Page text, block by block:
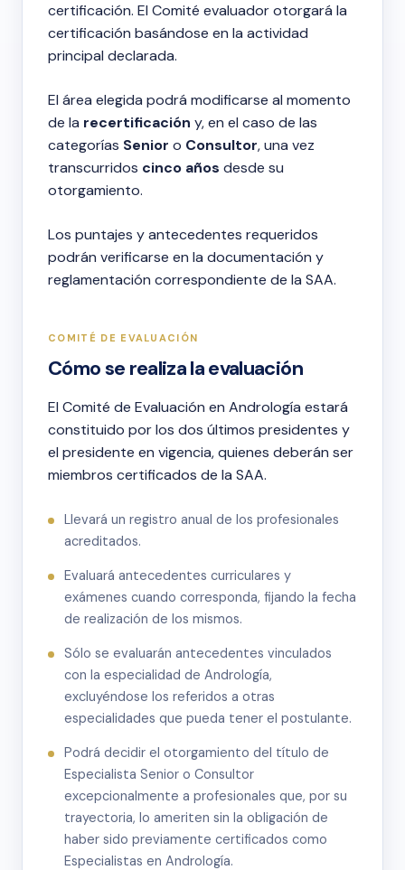
certificación. El Comité evaluador otorgará la
certificación basándose en la actividad
principal declarada.
El área elegida podrá modificarse al momento
de la recertificación y, en el caso de las
categorías Senior o Consultor, una vez
transcurridos cinco años desde su
otorgamiento.
Los puntajes y antecedentes requeridos
podrán verificarse en la documentación y
reglamentación correspondiente de la SAA.
COMITÉ DE EVALUACIÓN
Cómo se realiza la evaluación
El Comité de Evaluación en Andrología estará
constituido por los dos últimos presidentes y
el presidente en vigencia, quienes deberán ser
miembros certificados de la SAA.
Llevará un registro anual de los profesionales
acreditados.
Evaluará antecedentes curriculares y
exámenes cuando corresponda, fijando la fecha
de realización de los mismos.
Sólo se evaluarán antecedentes vinculados
con la especialidad de Andrología,
excluyéndose los referidos a otras
especialidades que pueda tener el postulante.
Podrá decidir el otorgamiento del título de
Especialista Senior o Consultor
excepcionalmente a profesionales que, por su
trayectoria, lo ameriten sin la obligación de
haber sido previamente certificados como
Especialistas en Andrología.